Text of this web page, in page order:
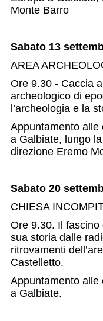
Monte Barro
Sabato 13
AREA
Ore 9.30 - Caccia
archeologico di
l’archeologia e la
Appuntamento alle
a Galbiate, lungo
direzione Eremo
Sabato 20
CHIESA
Ore 9.30. Il
sua storia dalle
ritrovamenti
Castelletto.
Appuntamento alle
a Galbiate.